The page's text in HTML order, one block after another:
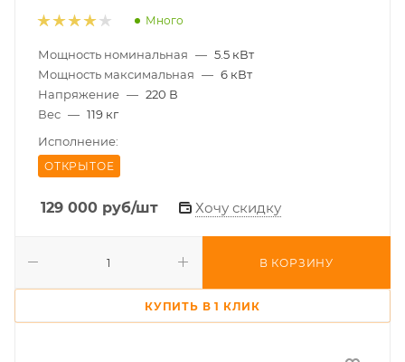
Много
Мощность номинальная — 5.5 кВт
Мощность максимальная — 6 кВт
Напряжение — 220 В
Вес — 119 кг
Исполнение:
ОТКРЫТОЕ
129 000 руб/шт Хочу скидку
В КОРЗИНУ
КУПИТЬ В 1 КЛИК